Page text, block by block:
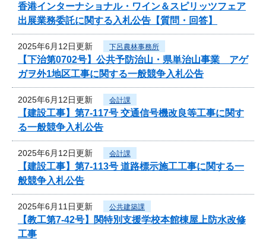
香港インターナショナル・ワイン＆スピリッツフェア
出展業務委託に関する入札公告【質問・回答】
2025年6月12日更新 下呂農林事務所
【下治第0702号】公共予防治山・県単治山事業 アゲ
ガヲ外1地区工事に関する一般競争入札公告
2025年6月12日更新 会計課
【建設工事】第7-117号 交通信号機改良等工事に関す
る一般競争入札公告
2025年6月12日更新 会計課
【建設工事】第7-113号 道路標示施工工事に関する一
般競争入札公告
2025年6月11日更新 公共建築課
【教工第7-42号】関特別支援学校本館棟屋上防水改修
工事